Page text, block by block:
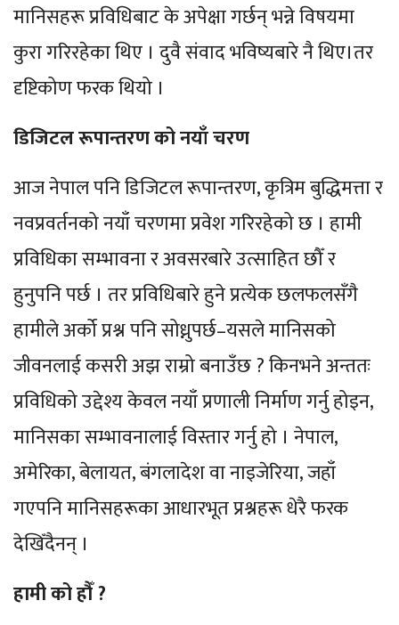
मानिसहरू प्रविधिबाट के अपेक्षा गर्छन् भन्ने विषयमा
कुरा गरिरहेका थिए । दुवै संवाद भविष्यबारे नै थिए।तर
दृष्टिकोण फरक थियो ।
डिजिटल रूपान्तरण को नयाँ चरण
आज नेपाल पनि डिजिटल रूपान्तरण, कृत्रिम बुद्धिमत्ता र
नवप्रवर्तनको नयाँ चरणमा प्रवेश गरिरहेको छ । हामी
प्रविधिका सम्भावना र अवसरबारे उत्साहित छौँ र
हुनुपनि पर्छ । तर प्रविधिबारे हुने प्रत्येक छलफलसँगै
हामीले अर्को प्रश्न पनि सोध्नुपर्छ–यसले मानिसको
जीवनलाई कसरी अझ राम्रो बनाउँछ ? किनभने अन्ततः
प्रविधिको उद्देश्य केवल नयाँ प्रणाली निर्माण गर्नु होइन,
मानिसका सम्भावनालाई विस्तार गर्नु हो । नेपाल,
अमेरिका, बेलायत, बंगलादेश वा नाइजेरिया, जहाँ
गएपनि मानिसहरूका आधारभूत प्रश्नहरू धेरै फरक
देखिँदैनन् ।
हामी को हौँ ?